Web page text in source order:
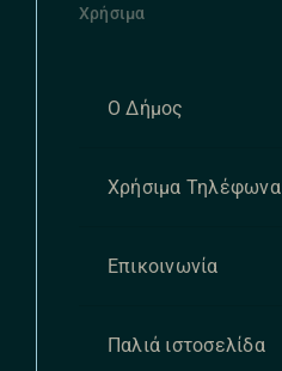
Χρήσιμα
Ο Δήμος
Χρήσιμα Τηλέφωνα
Επικοινωνία
Παλιά ιστοσελίδα